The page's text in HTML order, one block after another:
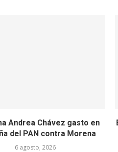
Andrea Chávez gasto en
del PAN contra Morena
6 agosto, 2026